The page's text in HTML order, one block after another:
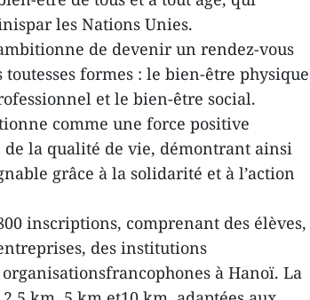
les Nations Unies.
de devenir un rendez-vous
formes : le bien-être physique
et le bien-être social.
comme une force positive
de la qualité de vie, démontrant ainsi
grâce à la solidarité et à l’action
inscriptions, comprenant des élèves,
des institutions
à Hanoï. La